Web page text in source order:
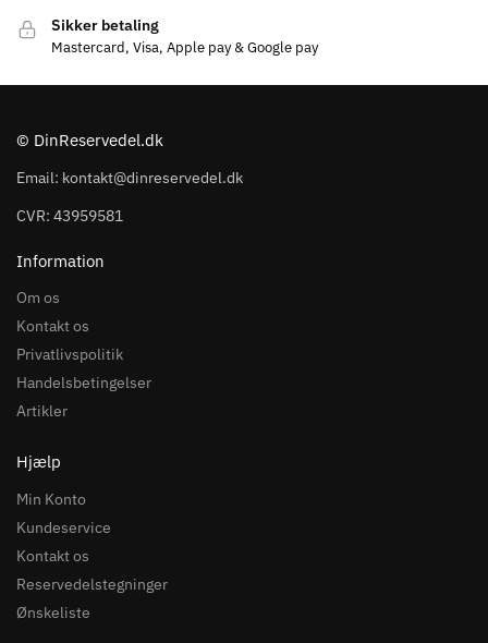
Sikker betaling
Mastercard, Visa, Apple pay & Google pay
© DinReservedel.dk
Email: kontakt@dinreservedel.dk
CVR: 43959581
Information
Om os
Kontakt os
Privatlivspolitik
Handelsbetingelser
Artikler
Hjælp
Min Konto
Kundeservice
Kontakt os
Reservedelstegninger
Ønskeliste